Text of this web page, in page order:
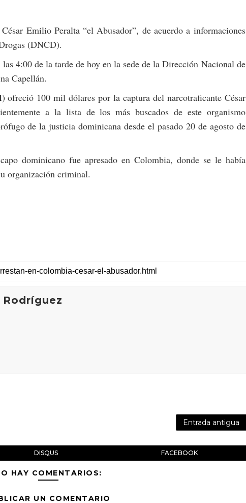
Emilio Peralta “el Abusador”, de acuerdo a informaciones
(DNCD).
las 4:00 de la tarde de hoy en la sede de la Dirección Nacional de
Capellán.
ofreció 100 mil dólares por la captura del narcotraficante César
a la lista de los más buscados de este organismo
de la justicia dominicana desde el pasado 20 de agosto de
dominicano fue apresado en Colombia, donde se le había
organización criminal.
Entrada antigua
DISQUS FACEBOOK
HAY COMENTARIOS:
UN COMENTARIO